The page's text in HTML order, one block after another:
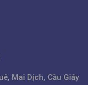
Mai Dịch, Cầu Giấy